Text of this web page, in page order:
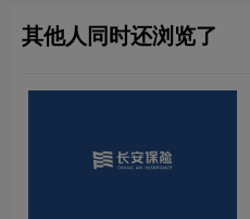
其他人同时还浏览了